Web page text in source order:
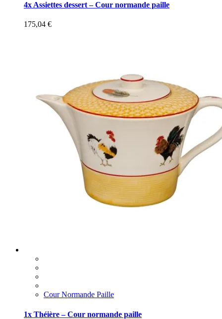
4x Assiettes dessert – Cour normande paille
175,04 €
Cour Normande Paille
1x Théière – Cour normande paille